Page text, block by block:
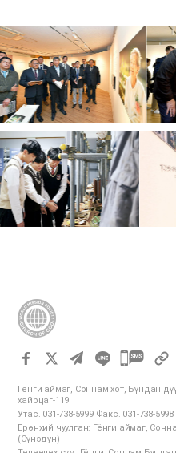
Гёнги аймаг, Соннам хот, Бүндан
хайрцаг-119
Утас. 031-738-5999 Факс. 031-738-5998
Ерөнхий чуулган: Гёнги аймаг,
(Сүнэдун)